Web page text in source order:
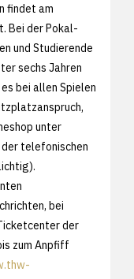
findet am
Bei der Pokal-
und Studierende
sechs Jahren
bei allen Spielen
unter
der telefonischen
bei
der
zum Anpfiff